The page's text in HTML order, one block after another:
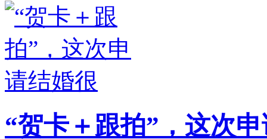
“贺卡＋跟拍”，这次